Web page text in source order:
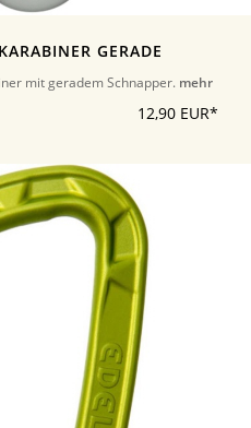
GERADE
mit geradem Schnapper. mehr
12,90 EUR*